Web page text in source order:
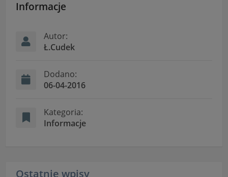
Informacje
Autor:
Ł.Cudek
Dodano:
06-04-2016
Kategoria:
Informacje
Ostatnie wpisy